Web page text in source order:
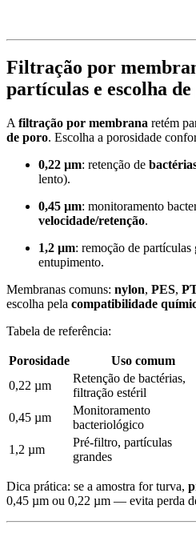
Filtração por
partículas e escolha
A filtração por membrana retém
de poro. Escolha a porosidade
0,22 µm: retenção de
lento).
0,45 µm: monitoramento
velocidade/retenção.
1,2 µm: remoção de partículas
entupimento.
Membranas comuns: nylon, PES,
escolha pela compatibilidade
Tabela de referência:
Porosidade Uso comum
0,22 µm
Retenção de bactérias,
filtração estéril
0,45 µm
Monitoramento
bacteriológico
1,2 µm
Pré-filtro, partículas
grandes
Dica prática: se a amostra for turva,
0,45 µm ou 0,22 µm — evita perda